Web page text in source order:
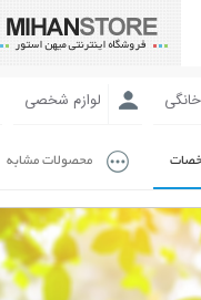
لوازم شخصی
محصولات مشابه